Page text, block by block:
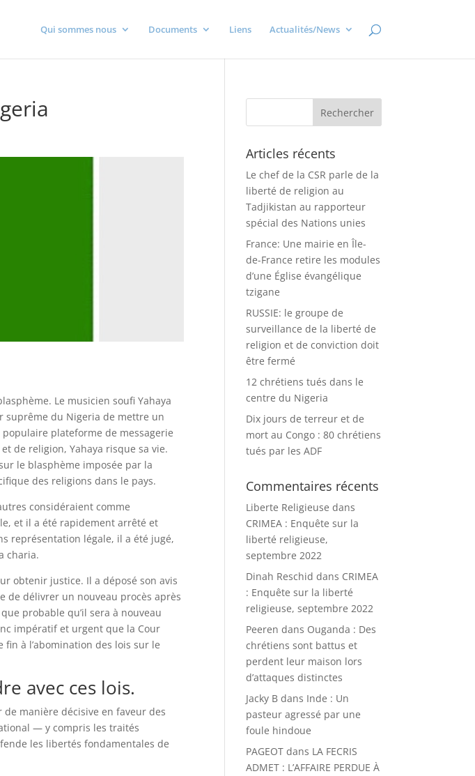
Qui sommes nous Documents Liens Actualités/News
Le musicien soufi Yahaya
suprême du Nigeria de mettre un
plateforme de messagerie
de religion, Yahaya risque sa vie.
le blasphème imposée par la
des religions dans le pays.
considéraient comme
et il a été rapidement arrêté et
représentation légale, il a été jugé,
charia.
obtenir justice. Il a déposé son avis
de délivrer un nouveau procès après
probable qu’il sera à nouveau
impératif et urgent que la Cour
à l’abomination des lois sur le
avec ces lois.
manière décisive en faveur des
— y compris les traités
les libertés fondamentales de
Articles récents
Le chef de la CSR parle de la
liberté de religion au
Tadjikistan au rapporteur
spécial des Nations unies
France: Une mairie en Île-
de-France retire les modules
d’une Église évangélique
tzigane
RUSSIE: le groupe de
surveillance de la liberté de
religion et de conviction doit
être fermé
12 chrétiens tués dans le
centre du Nigeria
Dix jours de terreur et de
mort au Congo : 80 chrétiens
tués par les ADF
Commentaires récents
Liberte Religieuse dans
CRIMEA : Enquête sur la
liberté religieuse,
septembre 2022
Dinah Reschid dans CRIMEA
: Enquête sur la liberté
religieuse, septembre 2022
Peeren dans Ouganda : Des
chrétiens sont battus et
perdent leur maison lors
d’attaques distinctes
Jacky B dans Inde : Un
pasteur agressé par une
foule hindoue
PAGEOT dans LA FECRIS
ADMET : L’AFFAIRE PERDUE À